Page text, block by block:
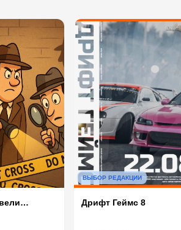
ВЫБОР РЕДАКЦИИ
Дрифт Геймс 8